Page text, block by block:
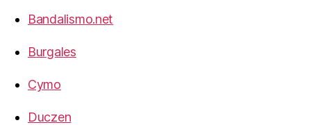
Bandalismo.net
Burgales
Cymo
Duczen